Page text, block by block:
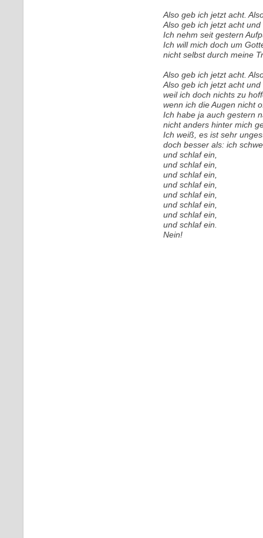
Also geb ich jetzt acht.
Also geb ich jetzt acht
Ich nehm seit gestern
Ich will mich doch um
nicht selbst durch meine
Also geb ich jetzt acht.
Also geb ich jetzt acht
weil ich doch nichts zu
wenn ich die Augen nicht
Ich habe ja auch gestern
nicht anders hinter mich
Ich weiß, es ist sehr
doch besser als: ich
und schlaf ein,
und schlaf ein,
und schlaf ein,
und schlaf ein,
und schlaf ein,
und schlaf ein,
und schlaf ein,
und schlaf ein.
Nein!